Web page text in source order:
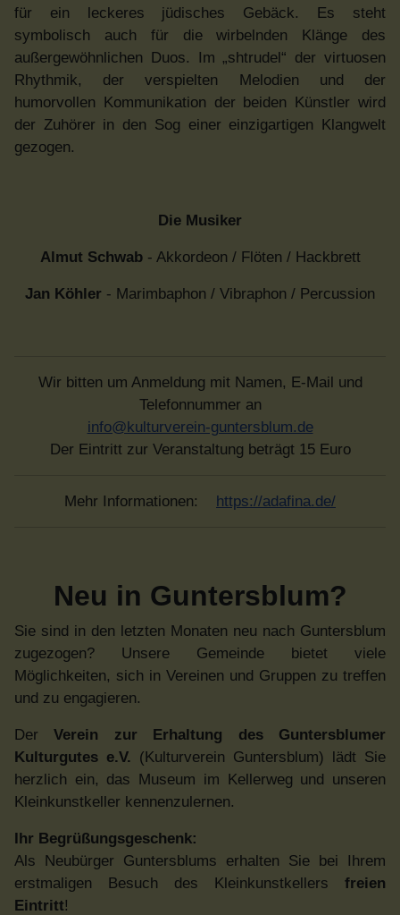
für ein leckeres jüdisches Gebäck. Es steht
symbolisch auch für die wirbelnden Klänge des
außergewöhnlichen Duos. Im „shtrudel“ der virtuosen
Rhythmik, der verspielten Melodien und der
humorvollen Kommunikation der beiden Künstler wird
der Zuhörer in den Sog einer einzigartigen Klangwelt
gezogen.
Die Musiker
Almut Schwab - Akkordeon / Flöten / Hackbrett
Jan Köhler - Marimbaphon / Vibraphon / Percussion
Wir bitten um Anmeldung mit Namen, E-Mail und
Telefonnummer an
info@kulturverein-guntersblum.de
Der Eintritt zur Veranstaltung beträgt 15 Euro
Mehr Informationen: https://adafina.de/
Neu in Guntersblum?
Sie sind in den letzten Monaten neu nach Guntersblum
zugezogen? Unsere Gemeinde bietet viele
Möglichkeiten, sich in Vereinen und Gruppen zu treffen
und zu engagieren.
DerVerein zur Erhaltung des Guntersblumer
Kulturgutes e.V. (Kulturverein Guntersblum) lädt Sie
herzlich ein, das Museum im Kellerweg und unseren
Kleinkunstkeller kennenzulernen.
Ihr Begrüßungsgeschenk:
Als Neubürger Guntersblums erhalten Sie bei Ihrem
erstmaligen Besuch des Kleinkunstkellers freien
Eintritt!